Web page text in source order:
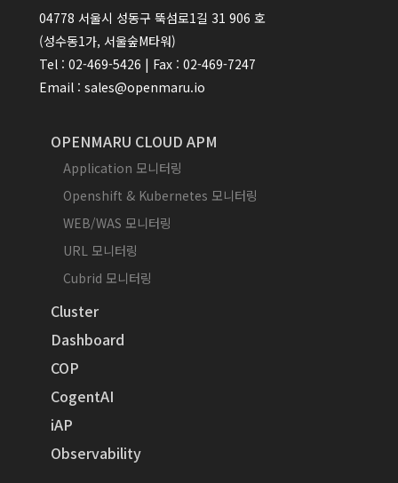
04778 서울시 성동구 뚝섬로1길 31 906 호
(성수동1가, 서울숲M타워)
Tel : 02-469-5426 | Fax : 02-469-7247
Email : sales@openmaru.io
OPENMARU CLOUD APM
Application 모니터링
Openshift & Kubernetes 모니터링
WEB/WAS 모니터링
URL 모니터링
Cubrid 모니터링
Cluster
Dashboard
COP
CogentAI
iAP
Observability